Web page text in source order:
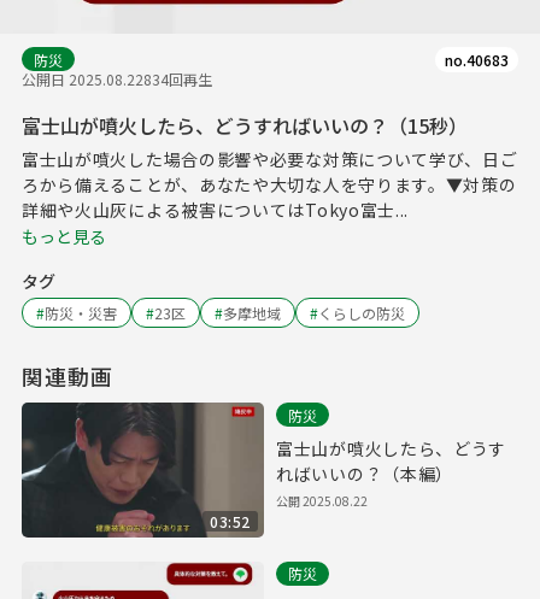
防災
公開日 2025.08.22834回再生
no.40683
富士山が噴火したら、どうすればいいの？（15秒）
富士山が噴火した場合の影響や必要な対策について学び、日ご
ろから備えることが、あなたや大切な人を守ります。▼対策の
詳細や火山灰による被害についてはTokyo富士...
もっと見る
タグ
#防災・災害 #23区 #多摩地域 #くらしの防災
関連動画
03:52
防災
富士山が噴火したら、どうす
ればいいの？（本編）
公開2025.08.22
防災